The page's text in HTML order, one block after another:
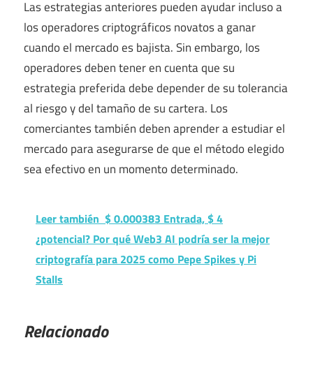
Las estrategias anteriores pueden ayudar incluso a
los operadores criptográficos novatos a ganar
cuando el mercado es bajista. Sin embargo, los
operadores deben tener en cuenta que su
estrategia preferida debe depender de su tolerancia
al riesgo y del tamaño de su cartera. Los
comerciantes también deben aprender a estudiar el
mercado para asegurarse de que el método elegido
sea efectivo en un momento determinado.
Leer también $ 0.000383 Entrada, $ 4
¿potencial? Por qué Web3 AI podría ser la mejor
criptografía para 2025 como Pepe Spikes y Pi
Stalls
Relacionado